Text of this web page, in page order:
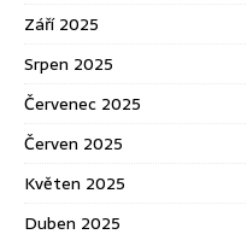
Září 2025
Srpen 2025
Červenec 2025
Červen 2025
Květen 2025
Duben 2025